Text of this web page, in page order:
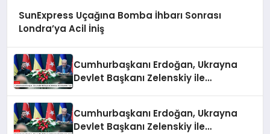
SunExpress Uçağına Bomba İhbarı Sonrası
Londra’ya Acil İniş
Cumhurbaşkanı Erdoğan, Ukrayna
Devlet Başkanı Zelenskiy ile
Cumhurbaşkanı Erdoğan, Ukrayna
Devlet Başkanı Zelenskiy İle